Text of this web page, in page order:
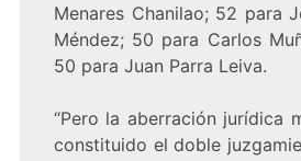
Menares Chanilao; 52 para
Méndez; 50 para Carlos
50 para Juan Parra Leiva.
“Pero la aberración jurídica
constituido el doble